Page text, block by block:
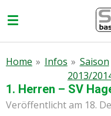
Hauptinhalt
Home » Infos » Saison
2013/
1. Herren – SV
Veröffentlicht am 18.